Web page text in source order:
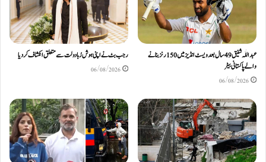
عبداللّٰہ شفیق 49 سال بعد ویسٹ انڈیز میں 150 رنز بنانے
والے پاکستانی بیٹر
06/08/2026
رجب بٹ نے اپنی ہوش رُبا دولت سے متعلق انکشاف کردیا
06/08/2026